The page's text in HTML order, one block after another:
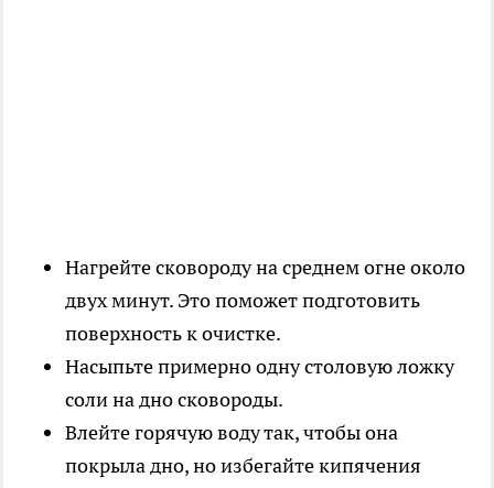
Нагрейте сковороду на среднем огне около
двух минут. Это поможет подготовить
поверхность к очистке.
Насыпьте примерно одну столовую ложку
соли на дно сковороды.
Влейте горячую воду так, чтобы она
покрыла дно, но избегайте кипячения